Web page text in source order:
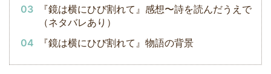
『鏡は横にひび割れて』感想〜詩を読んだうえで
（ネタバレあり）
『鏡は横にひび割れて』物語の背景